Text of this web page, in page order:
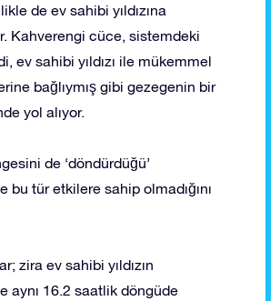
de ev sahibi yıldızına
Kahverengi cüce, sistemdeki
ev sahibi yıldızı ile mükemmel
bağlıymış gibi gezegenin bir
yol alıyor.
de ‘döndürdüğü’
bu tür etkilere sahip olmadığını
zira ev sahibi yıldızın
aynı 16.2 saatlik döngüde